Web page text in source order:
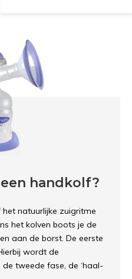
handkolf?
natuurlijke zuigritme
het kolven boots je de
aan de borst. De eerste
wordt de
tweede fase, de ‘haal-